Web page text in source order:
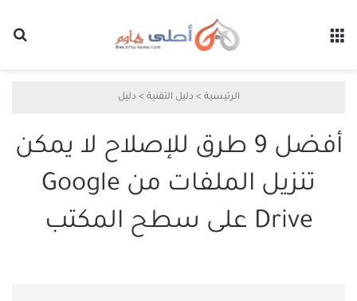
الرئيسية > دليل التقنية > دليل
أفضل 9 طرق للإصلاح لا يمكن
تنزيل الملفات من Google
Drive على سطح المكتب